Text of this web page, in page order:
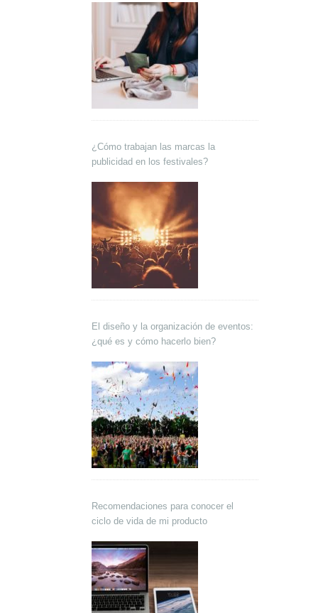
¿Cómo trabajan las marcas la
publicidad en los festivales?
El diseño y la organización de eventos:
¿qué es y cómo hacerlo bien?
Recomendaciones para conocer el
ciclo de vida de mi producto